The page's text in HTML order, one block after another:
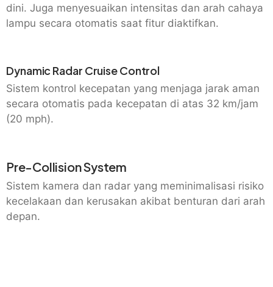
dini. Juga menyesuaikan intensitas dan arah cahaya
lampu secara otomatis saat fitur diaktifkan.
Dynamic Radar Cruise Control
Sistem kontrol kecepatan yang menjaga jarak aman
secara otomatis pada kecepatan di atas 32 km/jam
(20 mph).
Pre-Collision System
Sistem kamera dan radar yang meminimalisasi risiko
kecelakaan dan kerusakan akibat benturan dari arah
depan.